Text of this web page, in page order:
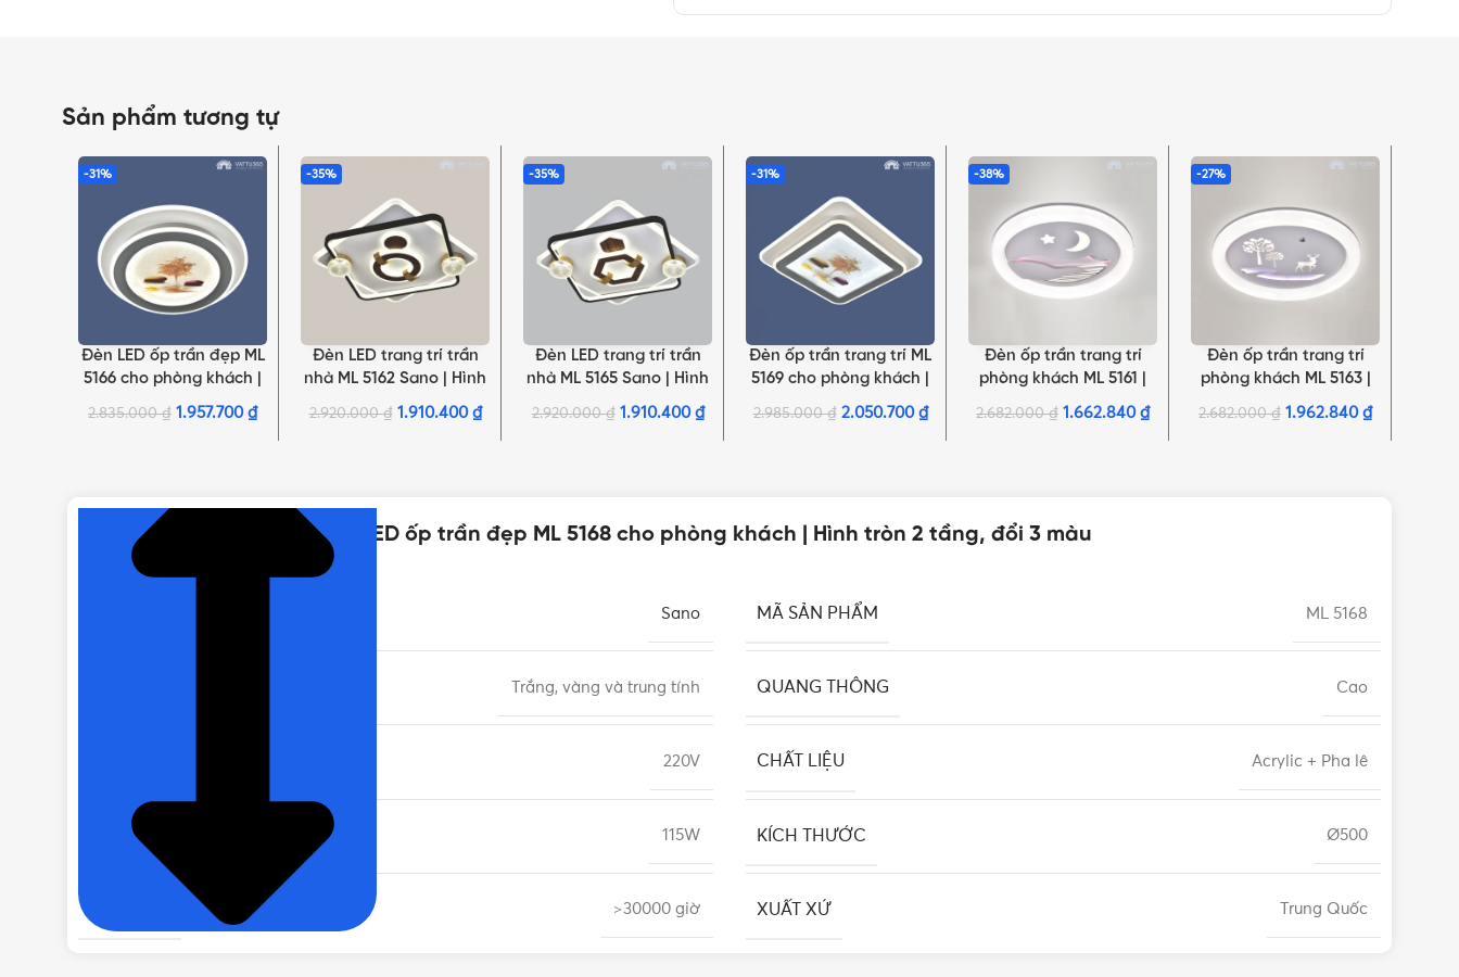
Sản phẩm tương tự
-31%
THÊM VÀO GIỎ HÀNG
Đèn LED ốp trần đẹp ML
5166 cho phòng khách |
Hình tròn 2 tầng, đổi 3
màu
2.835.000₫ 1.957.700 ₫
-35%
THÊM VÀO GIỎ HÀNG
Đèn LED trang trí trần
nhà ML 5162 Sano | Hình
vuông đen phối hình
tròn màu gỗ
2.920.000₫ 1.910.400 ₫
-35%
THÊM VÀO GIỎ HÀNG
Đèn LED trang trí trần
nhà ML 5165 Sano | Hình
vuông đen phối hình lục
giác màu gỗ
2.920.000₫ 1.910.400 ₫
-31%
THÊM VÀO GIỎ HÀNG
Đèn ốp trần trang trí ML
5169 cho phòng khách |
Hình vuông 2 tầng, đổi 3
màu
2.985.000₫ 2.050.700 ₫
-38%
THÊM VÀO GIỎ HÀNG
Đèn ốp trần trang trí
phòng khách ML 5161 |
Họa tiết mặt trăng, ngôi
sao
2.682.000₫ 1.662.840 ₫
-27%
THÊM VÀO GIỎ HÀNG
Đèn ốp trần trang trí
phòng khách ML 5163 |
Họa tiết rừng cây
2.682.000₫ 1.962.840 ₫
Thông số kỹ thuật của Đèn LED ốp trần đẹp ML 5168 cho phòng khách | Hình tròn 2 tầng, đổi 3 màu
Sano MÃ SẢN PHẨM ML 5168
Trắng, vàng và trung tính QUANG THÔNG Cao
220V CHẤT LIỆU Acrylic + Pha lê
CÔNG SUẤT 115W KÍCH THƯỚC Ø500
>30000 giờ XUẤT XỨ Trung Quốc
NHẤN ĐỂ XEM TIẾP (THU GỌN)